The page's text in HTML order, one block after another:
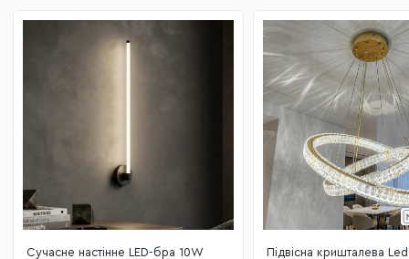
Сучасне настінне LED-бра 10W
Підвісна кришталева